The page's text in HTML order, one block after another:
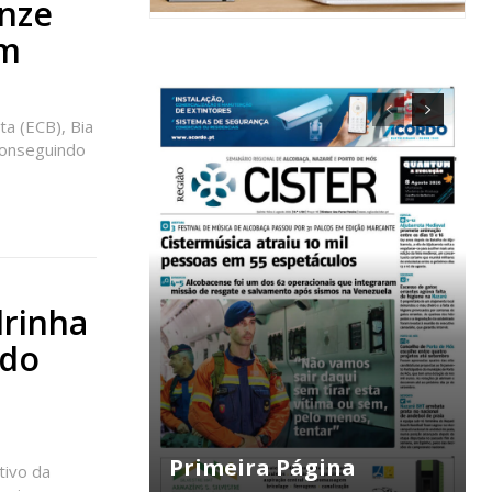
(ECB), Bia
da
Primeira Página